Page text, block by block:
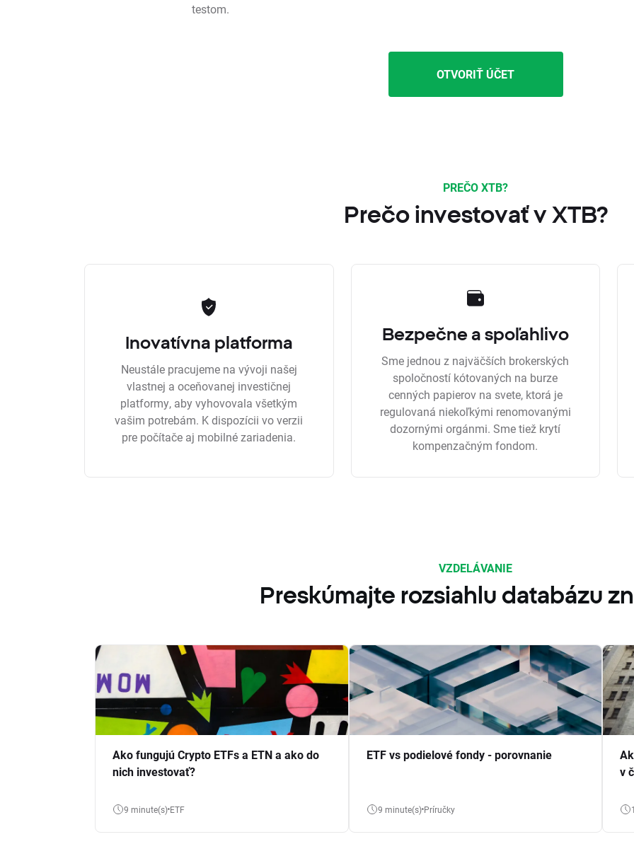
testom.
OTVORIŤ ÚČET
PREČO XTB?
Prečo investovať v XTB?
Inovatívna platforma
Neustále pracujeme na vývoji našej
vlastnej a oceňovanej investičnej
platformy, aby vyhovovala všetkým
vašim potrebám. K dispozícii vo verzii
pre počítače aj mobilné zariadenia.
Bezpečne a spoľahlivo
Sme jednou z najväčších brokerských
spoločností kótovaných na burze
cenných papierov na svete, ktorá je
regulovaná niekoľkými renomovanými
dozornými orgánmi. Sme tiež krytí
kompenzačným fondom.
VZDELÁVANIE
Preskúmajte rozsiahlu databázu
Ako fungujú Crypto ETFs a ETN a ako do
nich investovať?
9 minute(s) ETF
ETF vs podielové fondy - porovnanie
9 minute(s) Príručky
v